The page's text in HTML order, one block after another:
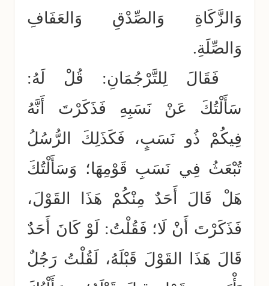
وَالزَّكَاةِ وَالصِّدْقِ وَالعَفَافِ
وَالصِّلَةِ.
فَقَالَ لِلتَّرْجُمَانِ: قُلْ لَهُ:
سَأَلْتُكَ عَنْ نَسَبِهِ فَذَكَرْتَ أَنَّهُ
فِيكُمْ ذُو نَسَبٍ، فَكَذَلِكَ الرُّسُلُ
تُبْعَثُ فِي نَسَبِ قَوْمِهَا؛ وَسَأَلْتُكَ
هَلْ قَالَ أَحَدٌ مِنْكُمْ هَذَا القَوْلَ،
فَذَكَرْتَ أَنْ لَا؛ فَقُلْتُ: لَوْ كَانَ أَحَدٌ
قَالَ هَذَا القَوْلَ قَبْلَهُ، لَقُلْتُ رَجُلٌ